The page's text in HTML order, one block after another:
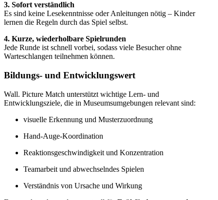
3. Sofort verständlich
Es sind keine Lesekenntnisse oder Anleitungen nötig – Kinder
lernen die Regeln durch das Spiel selbst.
4. Kurze, wiederholbare Spielrunden
Jede Runde ist schnell vorbei, sodass viele Besucher ohne
Warteschlangen teilnehmen können.
Bildungs- und Entwicklungswert
Wall. Picture Match unterstützt wichtige Lern- und
Entwicklungsziele, die in Museumsumgebungen relevant sind:
visuelle Erkennung und Musterzuordnung
Hand-Auge-Koordination
Reaktionsgeschwindigkeit und Konzentration
Teamarbeit und abwechselndes Spielen
Verständnis von Ursache und Wirkung